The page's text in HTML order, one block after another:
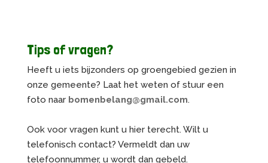
Tips of vragen?
Heeft u iets bijzonders op groengebied gezien in
onze gemeente? Laat het weten of stuur een
foto naar bomenbelang@gmail.com.
Ook voor vragen kunt u hier terecht. Wilt u
telefonisch contact? Vermeldt dan uw
telefoonnummer, u wordt dan gebeld.